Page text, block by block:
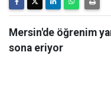
Mersin'de öğrenim
sona eriyor